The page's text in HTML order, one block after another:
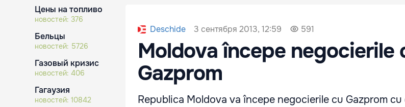
Цены на топливо
новостей: 376
Бельцы
новостей: 5726
Газовый кризис
новостей: 406
Гагаузия
новостей: 10842
Deschide 3 сентября 2013, 12:59 591
Moldova începe negocierile
Gazprom
Republica Moldova va începe negocierile cu Gazprom